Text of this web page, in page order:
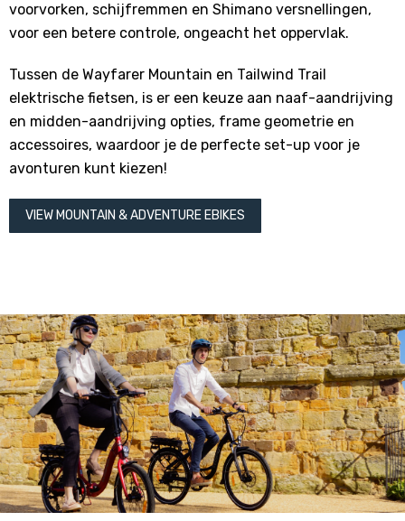
voorvorken, schijfremmen en Shimano versnellingen,
voor een betere controle, ongeacht het oppervlak.
Tussen de Wayfarer Mountain en Tailwind Trail
elektrische fietsen, is er een keuze aan naaf-aandrijving
en midden-aandrijving opties, frame geometrie en
accessoires, waardoor je de perfecte set-up voor je
avonturen kunt kiezen!
VIEW MOUNTAIN & ADVENTURE EBIKES